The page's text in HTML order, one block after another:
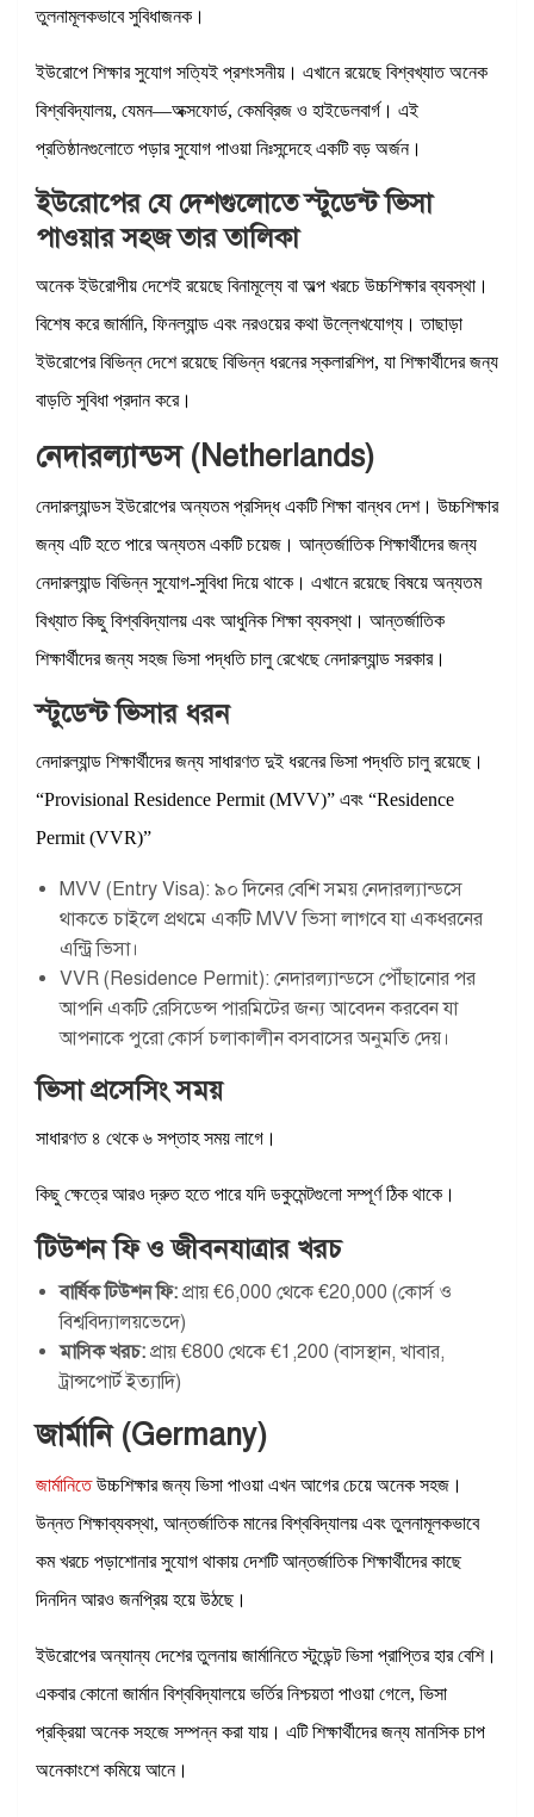
তুলনামূলকভাবে সুবিধাজনক।
ইউরোপে শিক্ষার সুযোগ সত্যিই প্রশংসনীয়। এখানে রয়েছে বিশ্বখ্যাত অনেক
বিশ্ববিদ্যালয়, যেমন—অক্সফোর্ড, কেমব্রিজ ও হাইডেলবার্গ। এই
প্রতিষ্ঠানগুলোতে পড়ার সুযোগ পাওয়া নিঃসন্দেহে একটি বড় অর্জন।
ইউরোপের যে দেশগুলোতে স্টুডেন্ট ভিসা
পাওয়ার সহজ তার তালিকা
অনেক ইউরোপীয় দেশেই রয়েছে বিনামূল্যে বা অল্প খরচে উচ্চশিক্ষার ব্যবস্থা।
বিশেষ করে জার্মানি, ফিনল্যান্ড এবং নরওয়ের কথা উল্লেখযোগ্য। তাছাড়া
ইউরোপের বিভিন্ন দেশে রয়েছে বিভিন্ন ধরনের স্কলারশিপ, যা শিক্ষার্থীদের জন্য
বাড়তি সুবিধা প্রদান করে।
নেদারল্যান্ডস (Netherlands)
নেদারল্যান্ডস ইউরোপের অন্যতম প্রসিদ্ধ একটি শিক্ষা বান্ধব দেশ। উচ্চশিক্ষার
জন্য এটি হতে পারে অন্যতম একটি চয়েজ। আন্তর্জাতিক শিক্ষার্থীদের জন্য
নেদারল্যান্ড বিভিন্ন সুযোগ-সুবিধা দিয়ে থাকে। এখানে রয়েছে বিষয়ে অন্যতম
বিখ্যাত কিছু বিশ্ববিদ্যালয় এবং আধুনিক শিক্ষা ব্যবস্থা। আন্তর্জাতিক
শিক্ষার্থীদের জন্য সহজ ভিসা পদ্ধতি চালু রেখেছে নেদারল্যান্ড সরকার।
স্টুডেন্ট ভিসার ধরন
নেদারল্যান্ড শিক্ষার্থীদের জন্য সাধারণত দুই ধরনের ভিসা পদ্ধতি চালু রয়েছে।
“Provisional Residence Permit (MVV)” এবং “Residence
Permit (VVR)”
MVV (Entry Visa): ৯০ দিনের বেশি সময় নেদারল্যান্ডসে
থাকতে চাইলে প্রথমে একটি MVV ভিসা লাগবে যা একধরনের
এন্ট্রি ভিসা।
VVR (Residence Permit): নেদারল্যান্ডসে পৌঁছানোর পর
আপনি একটি রেসিডেন্স পারমিটের জন্য আবেদন করবেন যা
আপনাকে পুরো কোর্স চলাকালীন বসবাসের অনুমতি দেয়।
ভিসা প্রসেসিং সময়
সাধারণত ৪ থেকে ৬ সপ্তাহ সময় লাগে।
কিছু ক্ষেত্রে আরও দ্রুত হতে পারে যদি ডকুমেন্টগুলো সম্পূর্ণ ঠিক থাকে।
টিউশন ফি ও জীবনযাত্রার খরচ
বার্ষিক টিউশন ফি: প্রায় €6,000 থেকে €20,000 (কোর্স ও
বিশ্ববিদ্যালয়ভেদে)
মাসিক খরচ: প্রায় €800 থেকে €1,200 (বাসস্থান, খাবার,
ট্রান্সপোর্ট ইত্যাদি)
জার্মানি (Germany)
জার্মানিতেউচ্চশিক্ষার জন্য ভিসা পাওয়া এখন আগের চেয়ে অনেক সহজ।
উন্নত শিক্ষাব্যবস্থা, আন্তর্জাতিক মানের বিশ্ববিদ্যালয় এবং তুলনামূলকভাবে
কম খরচে পড়াশোনার সুযোগ থাকায় দেশটি আন্তর্জাতিক শিক্ষার্থীদের কাছে
দিনদিন আরও জনপ্রিয় হয়ে উঠছে।
ইউরোপের অন্যান্য দেশের তুলনায় জার্মানিতে স্টুডেন্ট ভিসা প্রাপ্তির হার বেশি।
একবার কোনো জার্মান বিশ্ববিদ্যালয়ে ভর্তির নিশ্চয়তা পাওয়া গেলে, ভিসা
প্রক্রিয়া অনেক সহজে সম্পন্ন করা যায়। এটি শিক্ষার্থীদের জন্য মানসিক চাপ
অনেকাংশে কমিয়ে আনে।